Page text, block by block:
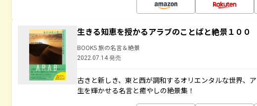
生きる知恵を授かるアラブのことばと絶景１００
BOOKS 旅の名言＆絶景
2022.07.14 発売
古きと新しき、東と西が調和するオリエンタルな世界、
生を輝かせる名言と癒やしの絶景集！